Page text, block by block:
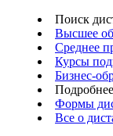
Поиск
Высшее
Среднее
Курсы
Бизнес-
Подробнее
Формы
Все о